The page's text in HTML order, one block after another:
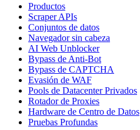
Productos
Scraper APIs
Conjuntos de datos
Navegador sin cabeza
AI Web Unblocker
Bypass de Anti-Bot
Bypass de CAPTCHA
Evasión de WAF
Pools de Datacenter Privados
Rotador de Proxies
Hardware de Centro de Datos
Pruebas Profundas